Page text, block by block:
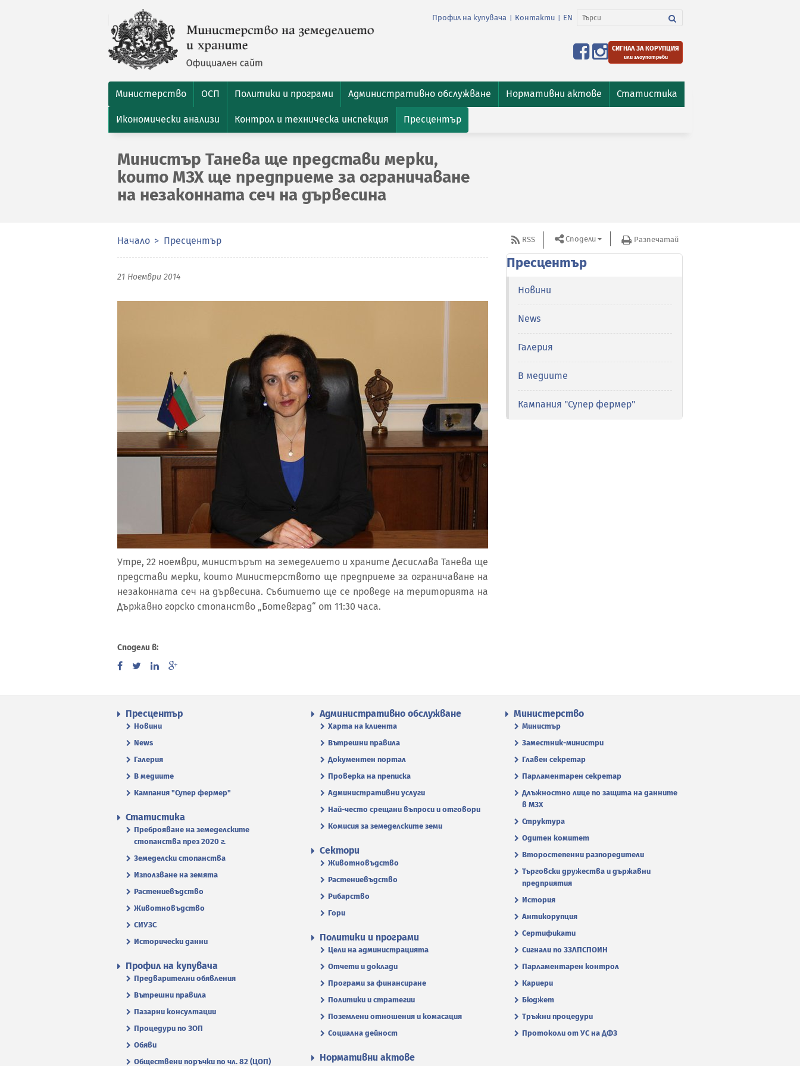
Профил на купувача Контакти EN
СИГНАЛ ЗА КОРУПЦИЯ
или злоупотреби
Министерство ОСП Политики и програми Административно обслужване Нормативни актове Статистика
Икономически анализи Контрол и техническа инспекция Пресцентър
Министър Танева ще представи мерки,
които МЗХ ще предприеме за ограничаване
на незаконната сеч на дървесина
Начало Пресцентър
21 Ноември 2014
Утре, 22 ноември, министърът на земеделието и храните Десислава Танева ще
представи мерки, които Министерството ще предприеме за ограничаване на
незаконната сеч на дървесина. Събитието ще се проведе на територията на
Държавно горско стопанство „Ботевград“ от 11:30 часа.
Сподели в:
RSS Сподели Разпечатай
Пресцентър
Новини
News
Галерия
В медиите
Кампания "Супер фермер"
Пресцентър
Новини
News
Галерия
В медиите
Кампания "Супер фермер"
Административно обслужване
Харта на клиента
Вътрешни правила
Документен портал
Проверка на преписка
Административни услуги
Най-често срещани въпроси и отговори
Комисия за земеделските земи
Министерство
Министър
Заместник-министри
Главен секретар
Парламентарен секретар
Длъжностно лице по защита на данните
в МЗХ
Структура
Одитен комитет
Второстепенни разпоредители
Търговски дружества и държавни
предприятия
История
Антикорупция
Сертификати
Сигнали по ЗЗЛПСПОИН
Парламентарен контрол
Кариери
Бюджет
Тръжни процедури
Протоколи от УС на ДФЗ
Статистика
Преброяване на земеделските
стопанства през 2020 г.
Земеделски стопанства
Използване на земята
Растениевъдство
Животновъдство
СИУЗС
Исторически данни
Сектори
Животновъдство
Растениевъдство
Рибарство
Гори
Политики и програми
Цели на администрацията
Отчети и доклади
Програми за финансиране
Политики и стратегии
Поземлени отношения и комасация
Социална дейност
Профил на купувача
Предварителни обявления
Вътрешни правила
Пазарни консултации
Процедури по ЗОП
Обяви
Обществени поръчки по чл. 82 (ЦОП)
Нормативни актове